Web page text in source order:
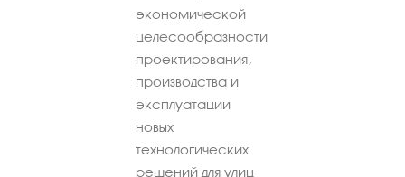
экономической
целесообразности
проектирования,
производства и
эксплуатации
новых
технологических
решений для улиц